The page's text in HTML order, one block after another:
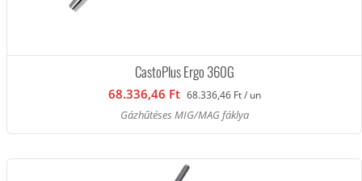
CastoPlus Ergo 360G
68.336,46 Ft 68.336,46 Ft / un
Gázhűtéses MIG/MAG fáklya